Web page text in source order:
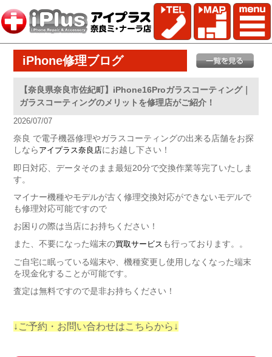
iPhone修理ブログ
【奈良県奈良市佐紀町】iPhone16Proガラスコーティング｜
ガラスコーティングのメリットを修理店がご紹介！
2026/07/07
奈良 で電子機器修理やガラスコーティングの出来る店舗をお探
しなら アイプラス奈良店にお越し下さい！
即日対応、データそのまま最短20分で交換作業等完了いたしま
す。
マイナー機種やモデルが古く修理交換対応ができないモデルで
も修理対応可能ですので
お困りの際は当店にお持ちください！
また、不要になった端末の買取サービス も行っております。。
ご自宅に眠っている端末や、機種変更し使用しなくなった端末
を現金化することが可能です。
査定は無料ですので是非お持ちください！
↓ご予約・お問い合わせはこちらから↓